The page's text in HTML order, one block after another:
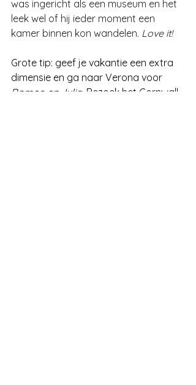
was ingericht als een museum en het
leek wel of hij ieder moment een
kamer binnen kon wandelen. Love it!
Grote tip: geef je vakantie een extra
dimensie en ga naar Verona voor
Romeo en Julia. Bezoek het Cornwall